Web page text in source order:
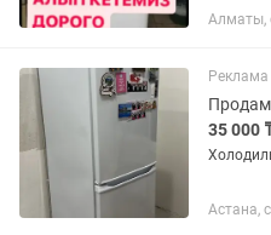
Алматы,
Реклама
35 000
Астана,